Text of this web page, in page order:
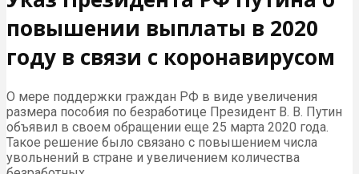
повышении выплаты в 2020
году в связи с коронавирусом
О мере поддержки граждан РФ в виде увеличения
размера пособия по безработице Президент В. В. Путин
объявил в своем обращении еще 25 марта 2020 года.
Такое решение было связано с повышением числа
увольнений в стране и увеличением количества